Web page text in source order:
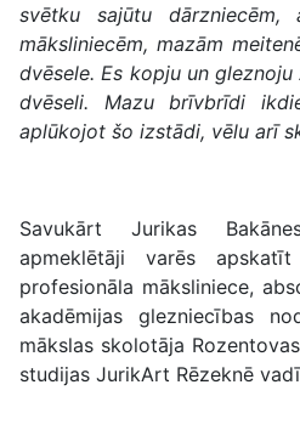
svētku sajūtu dārzniecēm,
māksliniecēm, mazām
dvēsele. Es kopju un
dvēseli. Mazu brīvbrīdi
aplūkojot šo izstādi, vēlu arī
Savukārt Jurikas
apmeklētāji varēs
profesionāla māksliniece,
akadēmijas glezniecības
mākslas skolotāja
studijas JurikArt Rēzeknē